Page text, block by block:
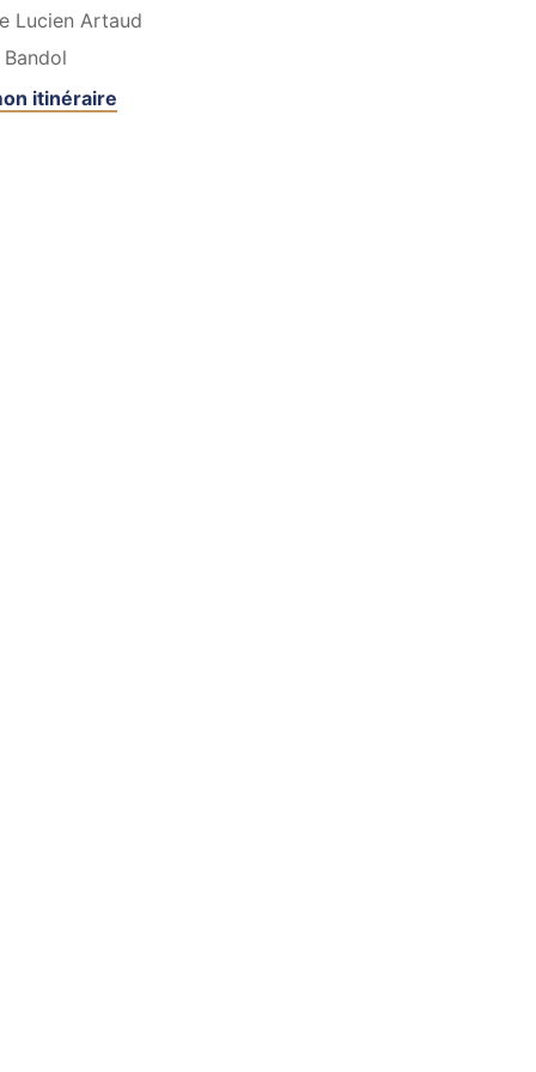
Lucien Artaud
Bandol
itinéraire